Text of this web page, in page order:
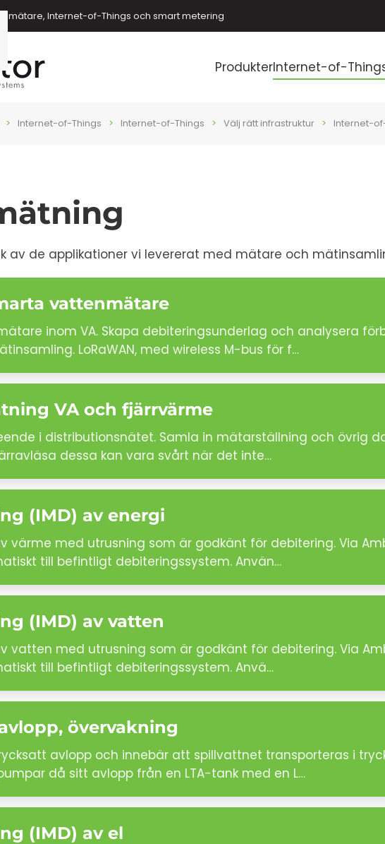
Internet-of-Things och smart metering
ProdukterInternet-of-
Internet-of-Things Internet-of-Things Välj rätt infrastruktur Internet-
av de applikationer vi levererat med mätare och
vattenmätare
inom VA. Skapa debiteringsunderlag och analysera
LoRaWAN, med wireless M-bus för f…
VA och fjärrvärme
i distributionsnätet. Samla in mätarställning och övrig
dessa kan vara svårt när det inte…
(IMD) av energi
värme med utrusning som är godkänt för debitering. Via
till befintligt debiteringssystem. Använ…
(IMD) av vatten
vatten med utrusning som är godkänt för debitering. Via
till befintligt debiteringssystem. Anvä…
övervakning
avlopp och innebär att spillvattnet transporteras i
då sitt avlopp från en LTA-tank med en L…
(IMD) av el